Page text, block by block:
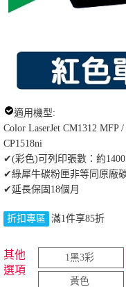
適用機型:
Color LaserJet CM1312 MFP
CP1518ni
✔(彩色)可列印張數：約
✔綠犀牛碳粉匣非等同原廠
✔延長保固18個月
折扣專區 滿1件享85折
其他
選項
1黑3彩
黃色